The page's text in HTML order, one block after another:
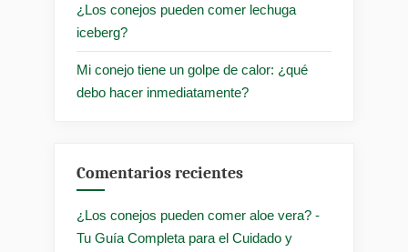
¿Los conejos pueden comer lechuga
iceberg?
Mi conejo tiene un golpe de calor: ¿qué
debo hacer inmediatamente?
Comentarios recientes
¿Los conejos pueden comer aloe vera? -
Tu Guía Completa para el Cuidado y